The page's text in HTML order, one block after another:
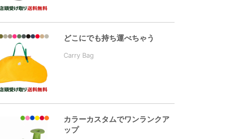
どこにでも持ち運べちゃう
Carry Bag
カラーカスタムでワンランクア
ップ